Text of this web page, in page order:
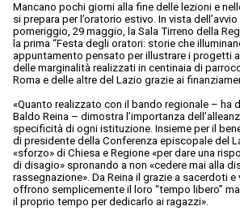
Mancano pochi giorni alla fine delle lezioni e
si prepara per l’oratorio estivo. In vista
pomeriggio, 29 maggio, la Sala Tirreno della
la prima “Festa degli oratori: storie che
appuntamento pensato per illustrare i progetti
delle marginalità realizzati in centinaia di
Roma e delle altre del Lazio grazie ai
«Quanto realizzato con il bando regionale – ha
Baldo Reina – dimostra l’importanza
specificità di ogni istituzione. Insieme per il
di presidente della Conferenza episcopale del
«sforzo» di Chiesa e Regione «per dare una
di disagio» spronando a non «cedere mai alla
rassegnazione». Da Reina il grazie a sacerdoti e
offrono semplicemente il loro “tempo libero”
il proprio tempo per dedicarlo ai ragazzi».